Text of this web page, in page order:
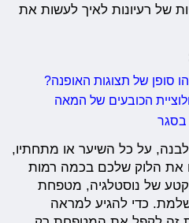
של רעיונות לאיך לעשות את
סופן של תצוגות האופנה?
הכובעים של המאה
בסגר
על כל השיער או מתחתיו,
את הלוק שלכם בכמה רמות
של נוסטלגיה, מטפחת
כדי להגיע למראה